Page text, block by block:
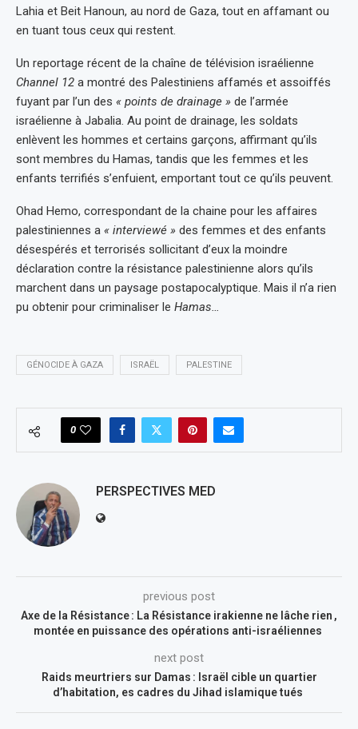
Lahia et Beit Hanoun, au nord de Gaza, tout en affamant ou
en tuant tous ceux qui restent.
Un reportage récent de la chaîne de télévision israélienne
Channel 12 a montré des Palestiniens affamés et assoiffés
fuyant par l’un des « points de drainage » de l’armée
israélienne à Jabalia. Au point de drainage, les soldats
enlèvent les hommes et certains garçons, affirmant qu’ils
sont membres du Hamas, tandis que les femmes et les
enfants terrifiés s’enfuient, emportant tout ce qu’ils peuvent.
Ohad Hemo, correspondant de la chaine pour les affaires
palestiniennes a « interviewé » des femmes et des enfants
désespérés et terrorisés sollicitant d’eux la moindre
déclaration contre la résistance palestinienne alors qu’ils
marchent dans un paysage postapocalyptique. Mais il n’a rien
pu obtenir pour criminaliser le Hamas…
GÉNOCIDE À GAZA ISRAËL PALESTINE
0
PERSPECTIVES MED
previous post
Axe de la Résistance : La Résistance irakienne ne lâche rien ,
montée en puissance des opérations anti-israéliennes
next post
Raids meurtriers sur Damas : Israël cible un quartier
d’habitation, es cadres du Jihad islamique tués